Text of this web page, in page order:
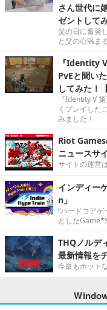
さん世代に
ゼントして
父の日に奮発
と父の心温ま
『Identity
PvEと聞い
してみた！
『Identity V
くプレイした
みました！
Riot Games
ニュースサ
サイトの運営
インディー
n」
“ハードコアゲ
とした
THQノルデ
最新情報を
今最もホット